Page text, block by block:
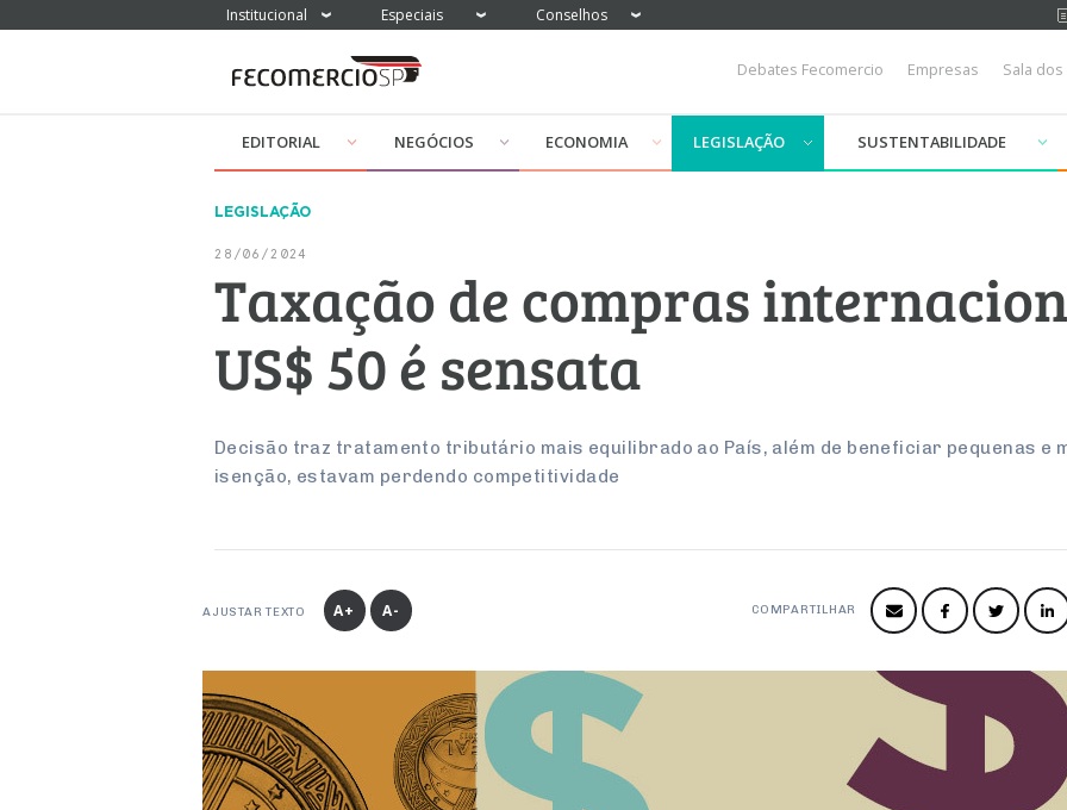
Institucional Especiais Conselhos
Debates Fecomercio Empresas Sala
EDITORIAL NEGÓCIOS ECONOMIA LEGISLAÇÃO SUSTENTABILIDADE
LEGISLAÇÃO
28/06/2024
Taxação de compras
US$ 50 é sensata
Decisão traz tratamento tributário mais equilibrado ao País, além de beneficiar pequenas e
isenção, estavam perdendo competitividade
AJUSTAR TEXTO A+ A- COMPARTILHAR